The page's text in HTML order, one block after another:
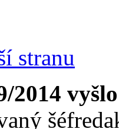
stranu
2014